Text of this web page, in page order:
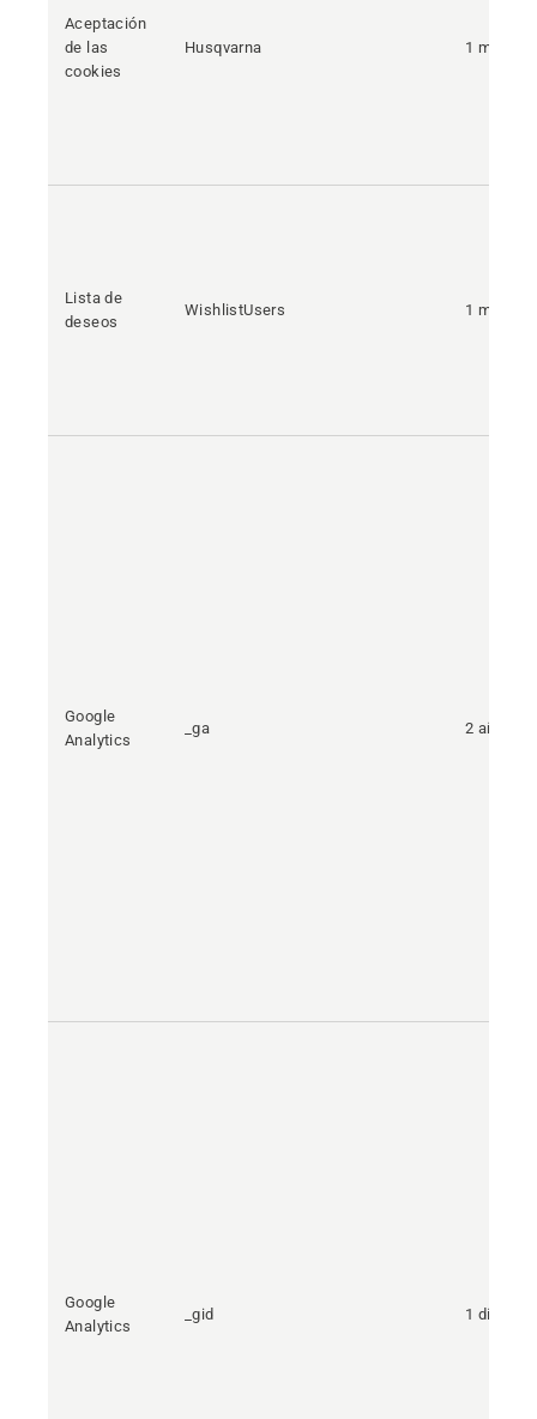
Aceptación
de las
cookies
Husqvarna 1 meses
Lista de
deseos
WishlistUsers 1 meses
Google
Analytics
_ga 2 años
Google
Analytics
_gid 1 día